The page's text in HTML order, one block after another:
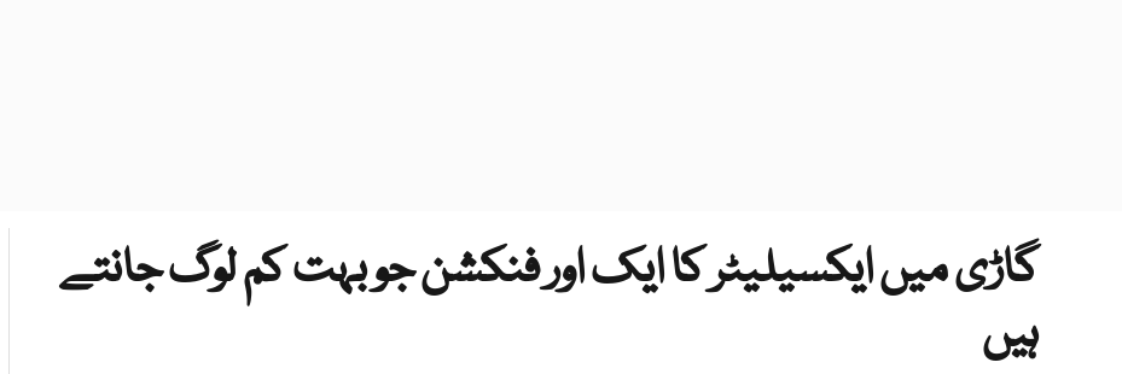
گاڑی میں ایکسیلیٹر کا ایک اور فنکشن جو بہت کم لوگ جانتے
ہیں